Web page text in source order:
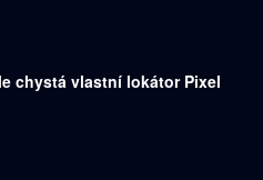
chystá vlastní lokátor Pixel